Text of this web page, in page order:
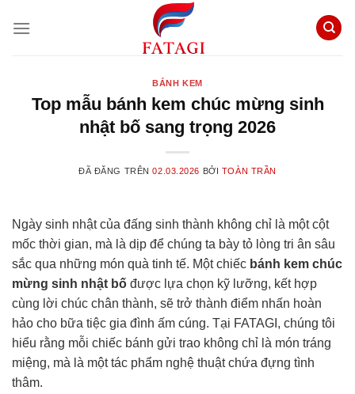
đến
BÁNH KEM
Top mẫu bánh kem chúc mừng sinh
nhật bố sang trọng 2026
ĐÃ ĐĂNG TRÊN02.03.2026 BỞI TOÀN TRẦN
Ngày sinh nhật của đấng sinh thành không chỉ là một cột
mốc thời gian, mà là dịp để chúng ta bày tỏ lòng tri ân sâu
sắc qua những món quà tinh tế. Một chiếc bánh kem chúc
mừng sinh nhật bố được lựa chọn kỹ lưỡng, kết hợp
cùng lời chúc chân thành, sẽ trở thành điểm nhấn hoàn
hảo cho bữa tiệc gia đình ấm cúng. Tại FATAGI, chúng tôi
hiểu rằng mỗi chiếc bánh gửi trao không chỉ là món tráng
miệng, mà là một tác phẩm nghệ thuật chứa đựng tình
thâm.